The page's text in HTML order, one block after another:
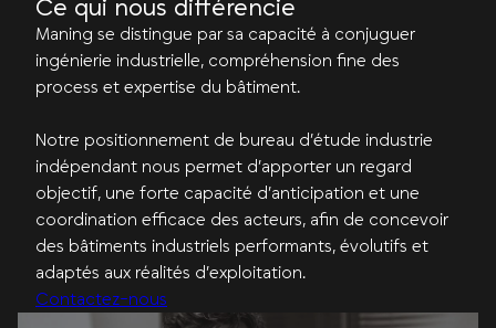
Ce qui nous différencie
Maning se distingue par sa capacité à conjuguer
ingénierie industrielle, compréhension fine des
process et expertise du bâtiment.
Notre positionnement de bureau d’étude industrie
indépendant nous permet d’apporter un regard
objectif, une forte capacité d’anticipation et une
coordination efficace des acteurs, afin de concevoir
des bâtiments industriels performants, évolutifs et
adaptés aux réalités d’exploitation.
Contactez-nous